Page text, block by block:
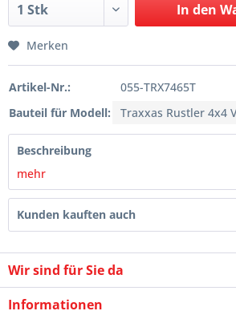
In den
Merken
Artikel-Nr.:
055-TRX7465T
Bauteil für Modell:
Traxxas Rustler 4x4
Beschreibung
mehr
Kunden kauften auch
Wir sind für Sie da
Informationen